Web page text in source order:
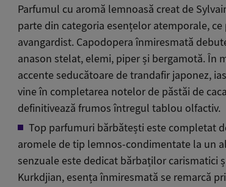
Parfumul cu aromă lemnoasă creat de
parte din categoria esențelor atemporale,
avangardist. Capodopera înmiresmată
anason stelat, elemi, piper și bergamotă. În
accente seducătoare de trandafir japonez,
vine în completarea notelor de păstăi de
definitivează frumos întregul tablou olfactiv.
Top parfumuri bărbătești este completat
aromele de tip lemnos-condimentate la un
senzuale este dedicat bărbaților carismatici
Kurkdjian, esența înmiresmată se remarcă